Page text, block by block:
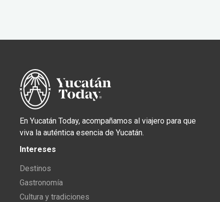
En Yucatán Today, acompañamos al viajero para que
viva la auténtica esencia de Yucatán.
Intereses
Destinos
Gastronomía
Cultura y tradiciones